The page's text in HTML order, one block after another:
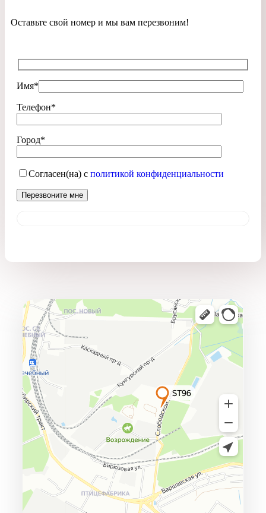
Оставьте свой номер и мы вам перезвоним!
Имя*
Телефон*
Город*
Согласен(на) с политикой конфиденциальности